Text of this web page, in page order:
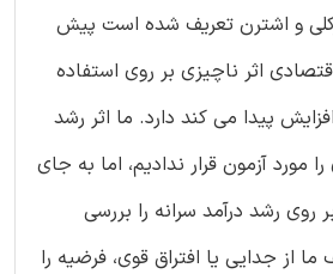
و اشترن تعریف شده است پیش
اثر ناچیزی بر روی استفاده
پیدا می کند دارد. ما اثر رشد
مورد آزمون قرار ندادیم، اما به جای
روی رشد درآمد سرانه را بررسی
از جدایی یا افتراق قوی، فرضیه را